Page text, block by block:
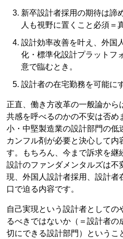
新卒設計者採用の期待は諦
人も視野に置くこと必須＝
設計効率改善を叶え、外国
化・標準化設計プラットフ
意で臨むとき。
設計者の在宅勤務を可能に
正直、働き方改革の一般論から
共感を呼べるのかの不安は否め
小・中堅製造業の設計部門の低
カンフル剤が必要と決心して内
す。もちろん、今まで訴求を継
設計のファンダメンタルズは不
現、外国人設計者採用、設計者
口で迫る内容です。
自己実現という設計者としての
るべきではないか（＝設計者の
切にできる設計部門）というこ